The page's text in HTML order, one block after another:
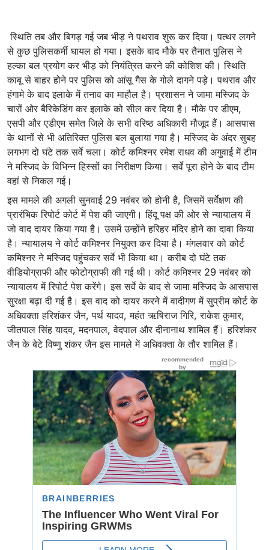
स्थिति तब और बिगड़ गई जब भीड़ ने पथराव शुरू कर दिया। पत्थर लगने
से कुछ पुलिसकर्मी घायल हो गया। इसके बाद मौके पर तैनात पुलिस ने
हल्का बल प्रयोग कर भीड़ को नियंत्रित करने की कोशिश की। स्थिति
काबू से बाहर होने पर पुलिस को आंसू गैस के गोले दागने पड़े। पथराव और
हंगामे के बाद इलाके में तनाव का माहौल है। प्रशासन ने जामा मस्जिद के
चारों ओर बैरिकेडिंग कर इलाके को सील कर दिया है। मौके पर डीएम,
एसपी और एडीएम समेत जिले के सभी वरिष्ठ अधिकारी मौजूद हैं। आसपास
के थानों से भी अतिरिक्त पुलिस बल बुलाया गया है। मस्जिद के अंदर सुबह
लगभग दो घंटे तक सर्वे चला। कोर्ट कमिश्नर रमेश राधव की अगुवाई में टीम
ने मस्जिद के विभिन्न हिस्सों का निरीक्षण किया। सर्वे पूरा होने के बाद टीम
वहां से निकल गई।
इस मामले की अगली सुनवाई 29 नवंबर को होनी है, जिसमें सर्वेक्षण की
प्रारंभिक रिपोर्ट कोर्ट में पेश की जाएगी। हिंदू पक्ष की ओर से न्यायालय में
जो वाद दायर किया गया है। उसमें उन्होंने हरिहर मंदिर होने का दावा किया
है। न्यायालय ने कोर्ट कमिश्नर नियुक्त कर दिया है। मंगलवार को कोर्ट
कमिश्नर ने मस्जिद पहुंचकर सर्वे भी किया था। करीब दो घंटे तक
वीडियोग्राफी और फोटोग्राफी की गई थी। कोर्ट कमिश्नर 29 नवंबर को
न्यायालय में रिपोर्ट पेश करेंगे। इस सर्वे के बाद से जामा मस्जिद के आसपास
सुरक्षा बढ़ा दी गई है। इस वाद को दायर करने में वादीगण में सुप्रीम कोर्ट के
अधिवक्ता हरिशंकर जैन, पर्थ यादव, महंत ऋषिराज गिरि, राकेश कुमार,
जीतपाल सिंह यादव, मदनपाल, वेदपाल और दीनानाथ शामिल हैं। हरिशंकर
जैन के बेटे विष्णु शंकर जैन इस मामले में अधिवक्ता के तौर शामिल हैं।